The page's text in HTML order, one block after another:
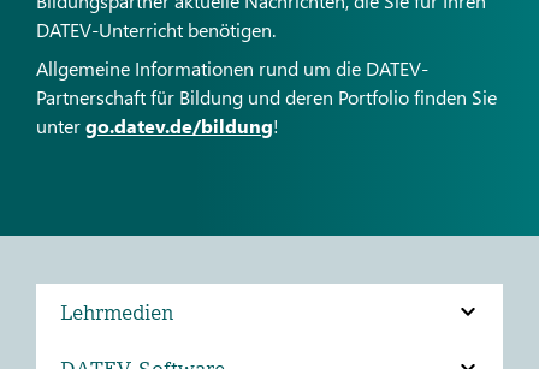
DATEV-Unterricht benötigen.
Allgemeine Informationen rund um die DATEV-
Partnerschaft für Bildung und deren Portfolio finden Sie
untergo.datev.de/bildung!
Lehrmedien